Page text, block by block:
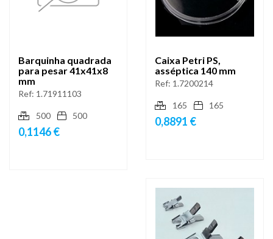
Barquinha quadrada
para pesar 41x41x8
mm
Ref: 1.71911103
500 500
0,1146 €
Caixa Petri PS,
asséptica 140 mm
Ref: 1.7200214
165 165
0,8891 €